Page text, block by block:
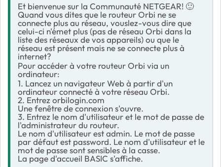
Et bienvenue sur la Communauté NETGEAR! 🙂
Quand vous dites que le routeur Orbi ne se
connecte plus au réseau, vouslez-vous dire que
celui-ci n'émet plus (pas de réseau Orbi dans la
liste des réseaux de vos appareils) ou que le
réseau est présent mais ne se connecte plus à
internet?
Pour accéder à votre routeur Orbi via un
ordinateur:
1. Lancez un navigateur Web à partir d'un
ordinateur connecté à votre réseau Orbi.
2. Entrez orbilogin.com
Une fenêtre de connexion s'ouvre.
3. Entrez le nom d'utilisateur et le mot de passe de
l'administrateur du routeur.
Le nom d'utilisateur est admin. Le mot de passe
par défaut est password. Le nom d'utilisateur et le
mot de passe sont sensibles à la casse.
La page d'accueil BASIC s'affiche.